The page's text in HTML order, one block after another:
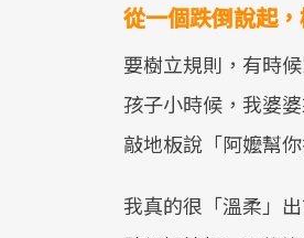
從一個跌倒說起
要樹立規則，有時
孩子小時候，我婆
敲地板說「阿嬤幫
我真的很「溫柔」